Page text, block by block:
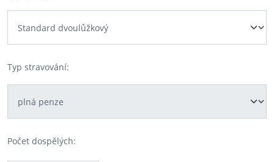
Typ stravování:
Počet dospělých: